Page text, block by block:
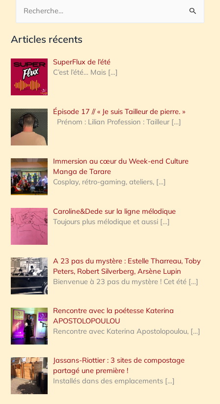
c
e
r
c
h
e
:
Articles récents
SuperFlux de l’été
C’est l’été… Mais […]
Épisode 17 // « Je suis Tailleur de pierre. »
Prénom : Lilian Profession : Tailleur […]
Immersion au cœur du Week-end Culture
Manga de Tarare
Cosplay, rétro-gaming, ateliers, […]
Caroline&Dede sur la ligne mélodique
Toujours plus mélodique et aussi […]
A 23 pas du mystère : Estelle Tharreau, Toby
Peters, Robert Silverberg, Arsène Lupin
Bienvenue à 23 pas du mystère ! Cet été […]
Rencontre avec la poétesse Katerina
APOSTOLOPOULOU
Rencontre avec Katerina Apostolopoulou, […]
Jassans-Riottier : 3 sites de compostage
partagé une première !
Installés dans des emplacements […]